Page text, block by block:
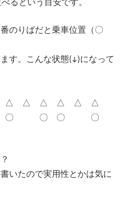
のりばだと乗車位置（〇
す。こんな状態(↓)になって
△ △ △ △ △ △
〇 〇 〇 〇
いたので実用性とかは気に